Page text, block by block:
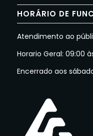
HORÁRIO DE
Atendimento ao
Horario Geral: 09:00
Encerrado aos